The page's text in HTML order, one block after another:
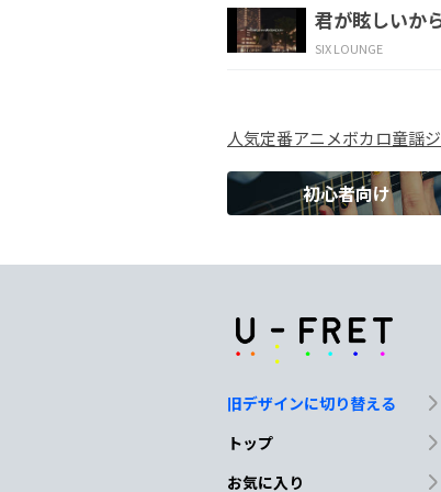
俯 いた顔 その
ダメだとか 無
F/D#
まだ決めつけ
Dsus4
な
A#
君の笑顔
君が眩しいか
SIX LOUNGE
人気定番アニメボカロ童謡
初心者向け
旧デザインに切り替える
トップ
お気に入り